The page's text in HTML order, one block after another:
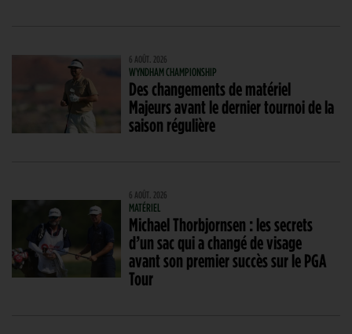
6 AOÛT. 2026
WYNDHAM CHAMPIONSHIP
Des changements de matériel
Majeurs avant le dernier tournoi de la
saison régulière
6 AOÛT. 2026
MATÉRIEL
Michael Thorbjornsen : les secrets
d’un sac qui a changé de visage
avant son premier succès sur le PGA
Tour